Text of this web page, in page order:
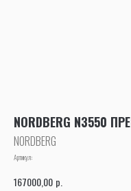
NORDBERG N3550
NORDBERG
Артикул:
167000,00 р.